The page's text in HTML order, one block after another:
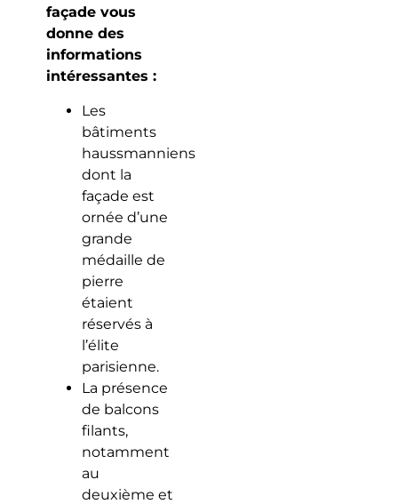
façade vous
donne des
informations
intéressantes :
Les
bâtiments
haussmanniens
dont la
façade est
ornée d’une
grande
médaille de
pierre
étaient
réservés à
l’élite
parisienne.
La présence
de balcons
filants,
notamment
au
deuxième et